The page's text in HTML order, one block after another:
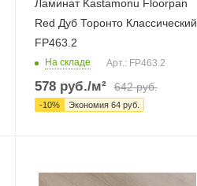
Ламинат Kastamonu Floorpan
Red Дуб Торонто Классический
FP463.2
На складе Арт.: FP463.2
578руб./м² 642руб.
-10% Экономия 64руб.